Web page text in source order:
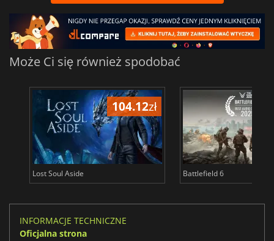
Może Ci się również spodobać
104.12zł
Lost Soul Aside Battlefield 6
INFORMACJE TECHNICZNE
Oficjalna strona